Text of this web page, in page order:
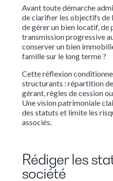
Avant toute démarche
de clarifier les objectifs de
de gérer un bien locatif, de
transmission progressive
conserver un bien
famille sur le long terme ?
Cette réflexion
structurants : répartition
gérant, règles de cession
Une vision patrimoniale
des statuts et limite les
associés.
Rédiger les
société